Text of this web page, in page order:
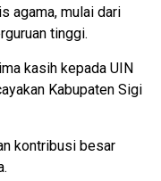
agama, mulai dari
tinggi.
kasih kepada UIN
Kabupaten Sigi
kontribusi besar